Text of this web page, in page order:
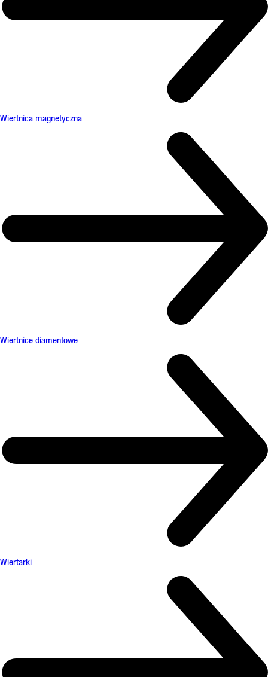
Wiertnica magnetyczna
Wiertnice diamentowe
Wiertarki